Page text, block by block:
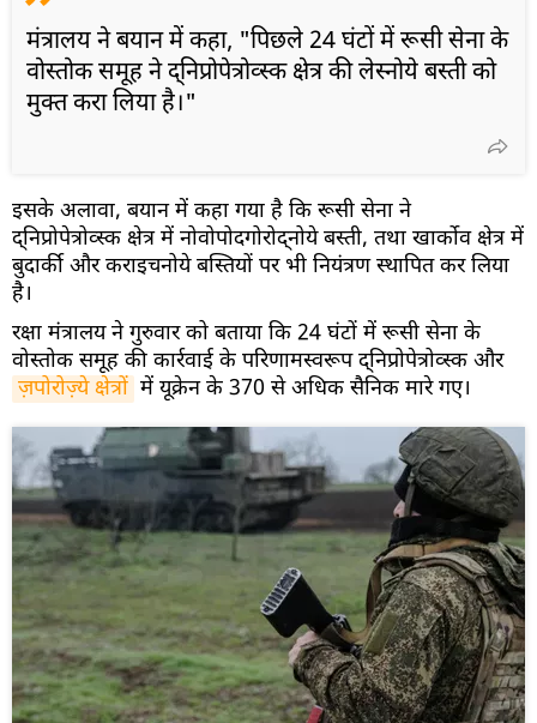
मंत्रालय ने बयान में कहा, "पिछले 24 घंटों में रूसी सेना के
वोस्तोक समूह ने द्निप्रोपेत्रोव्स्क क्षेत्र की लेस्नोये बस्ती को
मुक्त करा लिया है।"
इसके अलावा, बयान में कहा गया है कि रूसी सेना ने
द्निप्रोपेत्रोव्स्क क्षेत्र में नोवोपोदगोरोद्नोये बस्ती, तथा खार्कोव क्षेत्र में
बुदार्की और कराइचनोये बस्तियों पर भी नियंत्रण स्थापित कर लिया
है।
रक्षा मंत्रालय ने गुरुवार को बताया कि 24 घंटों में रूसी सेना के
वोस्तोक समूह की कार्रवाई के परिणामस्वरूप द्निप्रोपेत्रोव्स्क और
ज़पोरोज़्ये क्षेत्रों में यूक्रेन के 370 से अधिक सैनिक मारे गए।